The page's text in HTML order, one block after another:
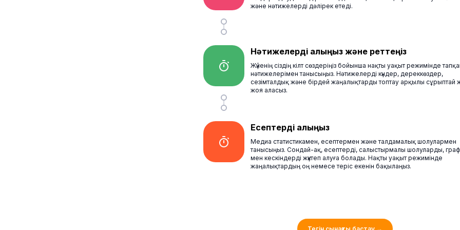
және нәтижелерді дәлірек етеді.
Нәтижелерді алыңыз және реттеңіз
Жүйенің сіздің кілт сөздеріңіз бойынша нақты уақыт режимінде
нәтижелерімен танысыңыз. Нәтижелерді күндер, дереккөздер,
сезімталдық және бірдей жаңалықтарды топтау арқылы сұрыптай
жоя аласыз.
Есептерді алыңыз
Медиа статистикамен, есептермен және талдамалық шолулармен
танысыңыз. Сондай-ақ, есептерді, салыстырмалы шолуларды,
мен кескіндерді жүктеп алуға болады. Нақты уақыт режимінде
жаңалықтардың оң немесе теріс екенін бақылаңыз.